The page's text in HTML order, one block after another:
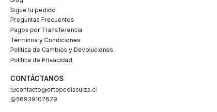
Sigue tu pedido
Preguntas Frecuentes
Pagos por Transferencia
Términos y Condiciones
Política de Cambios y Devoluciones
Política de Privacidad
CONTÁCTANOS
contacto@ortopediasuiza.cl
56939107679